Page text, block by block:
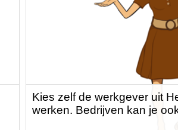
Kies zelf de werkgever uit
werken. Bedrijven kan je